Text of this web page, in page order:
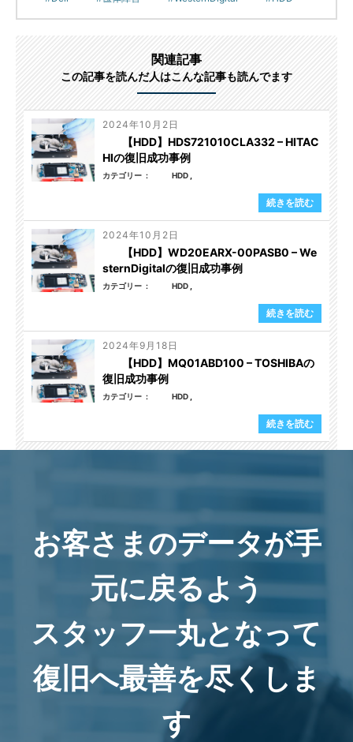
関連記事
この記事を読んだ人はこんな記事も読んでます
2024年10月2日
【HDD】HDS721010CLA332 – HITAC
HIの復旧成功事例
カテゴリー HDD
続きを読む
2024年10月2日
【HDD】WD20EARX-00PASB0 – We
sternDigitalの復旧成功事例
カテゴリー HDD
続きを読む
2024年9月18日
【HDD】MQ01ABD100 – TOSHIBAの
復旧成功事例
カテゴリー HDD
続きを読む
お客さまのデータが手
元に戻るよう
スタッフ一丸となって
復旧へ最善を尽くしま
す